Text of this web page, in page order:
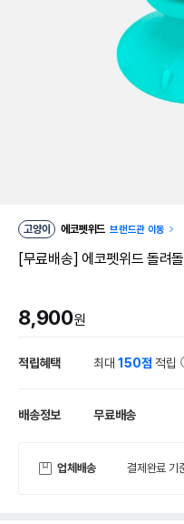
고양이 에코펫위드 브랜드관 이동
[무료배송] 에코펫위드 돌려
8,900원
적립혜택 최대150점 적립
배송정보 무료배송
업체배송 결제완료 기